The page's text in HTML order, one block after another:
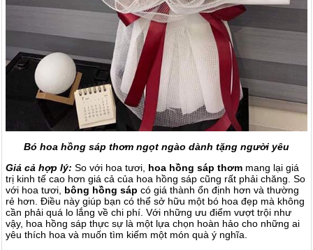
Bó hoa hồng sáp thơm ngọt ngào dành tặng người yêu
Giá cả hợp lý: So với hoa tươi, hoa hồng sáp thơm mang lại giá
trị kinh tế cao hơn giá cả của hoa hồng sáp cũng rất phải chăng. So
với hoa tươi, bông hồng sáp có giá thành ổn định hơn và thường
rẻ hơn. Điều này giúp bạn có thể sở hữu một bó hoa đẹp mà không
cần phải quá lo lắng về chi phí. Với những ưu điểm vượt trội như
vậy, hoa hồng sáp thực sự là một lựa chọn hoàn hảo cho những ai
yêu thích hoa và muốn tìm kiếm một món quà ý nghĩa.